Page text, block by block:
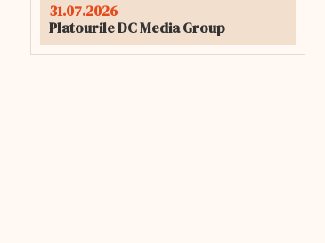
31.07.2026
Platourile DC Media Group